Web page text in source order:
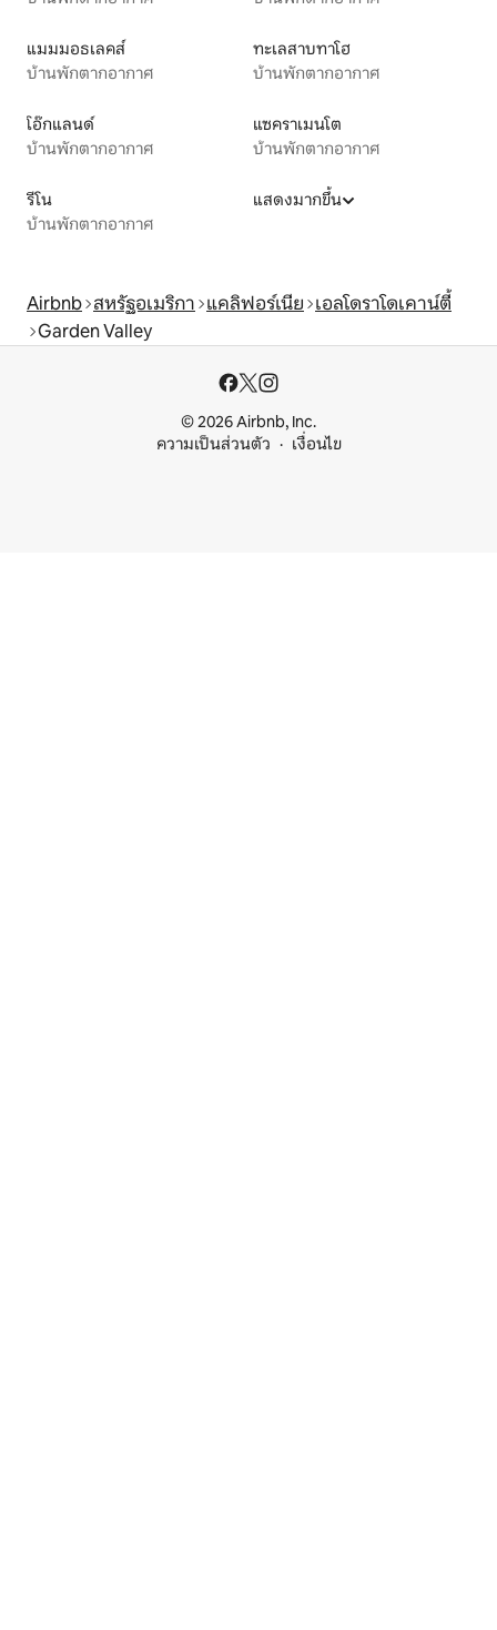
แมมมอธเลคส์
บ้านพักตากอากาศ
ทะเลสาบทาโฮ
บ้านพักตากอากาศ
โอ๊กแลนด์
บ้านพักตากอากาศ
แซคราเมนโต
บ้านพักตากอากาศ
รีโน
บ้านพักตากอากาศ
แสดงมากขึ้น
Airbnb สหรัฐอเมริกา แคลิฟอร์เนีย เอลโดราโดเคาน์ตี้
Garden Valley
© 2026 Airbnb, Inc.
ความเป็นส่วนตัว
เงื่อนไข